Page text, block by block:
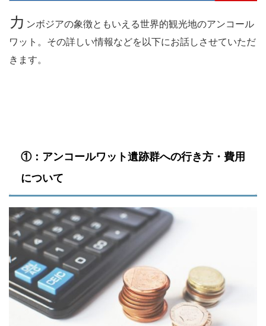
カ ンボジアの象徴ともいえる世界的観光地のアンコール
ワット。その詳しい情報などを以下にお話しさせていただ
きます。
①：アンコールワット遺跡群への行き方・費用
について